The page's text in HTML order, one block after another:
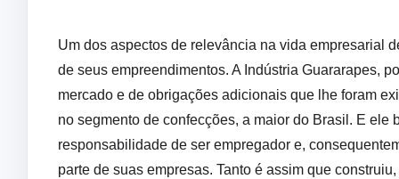
Um dos aspectos de relevância na vida empresarial
de seus empreendimentos. A Indústria Guararapes,
mercado e de obrigações adicionais que lhe foram
no segmento de confecções, a maior do Brasil. E
responsabilidade de ser empregador e,
parte de suas empresas. Tanto é assim que